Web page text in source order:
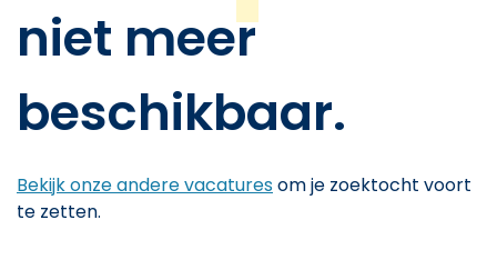
niet meer
beschikbaar.
Bekijk onze andere vacaturesom je zoektocht voort
te zetten.